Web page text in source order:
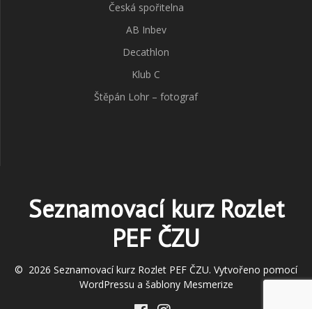
Česká spořitelna
AB Inbev
Decathlon
Klub C
Štěpán Lohr – fotograf
Seznamovací kurz Rozlet
PEF ČZU
© 2026 Seznamovací kurz Rozlet PEF ČZU. Vytvořeno pomocí
WordPressu a šablony Mesmerize